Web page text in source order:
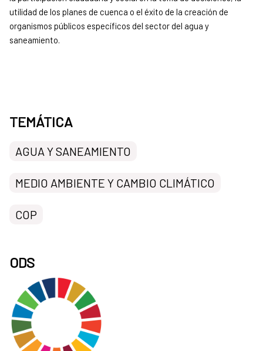
utilidad de los planes de cuenca o el éxito de la creación de
organismos públicos específicos del sector del agua y
saneamiento.
TEMÁTICA
AGUA Y SANEAMIENTO
MEDIO AMBIENTE Y CAMBIO CLIMÁTICO
COP
ODS